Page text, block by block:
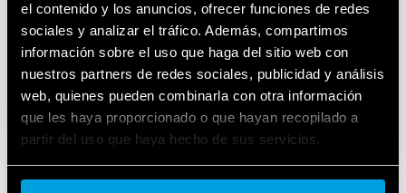
el contenido y los anuncios, ofrecer funciones de redes
sociales y analizar el tráfico. Además, compartimos
información sobre el uso que haga del sitio web con
nuestros partners de redes sociales, publicidad y análisis
web, quienes pueden combinarla con otra información
que les haya proporcionado o que hayan recopilado a
partir del uso que haya hecho de sus servicios.
Cookie policy.
HAGA CLIC AQUÍ PARA DESCUBRIR LOS
PRODUCTOS